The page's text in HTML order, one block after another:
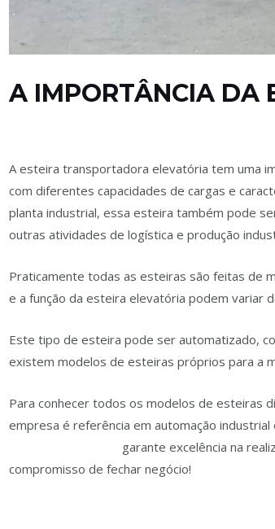
A IMPORTÂNCIA DA
A esteira transportadora elevatória tem uma
com diferentes capacidades de cargas e
planta industrial, essa esteira também pode
outras atividades de logística e produção
Praticamente todas as esteiras são feitas de
e a função da esteira elevatória podem variar
Este tipo de esteira pode ser automatizado,
existem modelos de esteiras próprios para a
Para conhecer todos os modelos de esteiras
empresa é referência em automação
garante excelência na
compromisso de fechar negócio!